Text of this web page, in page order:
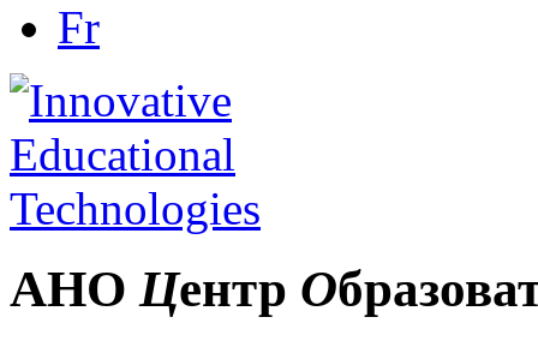
Fr
АНО Центр О